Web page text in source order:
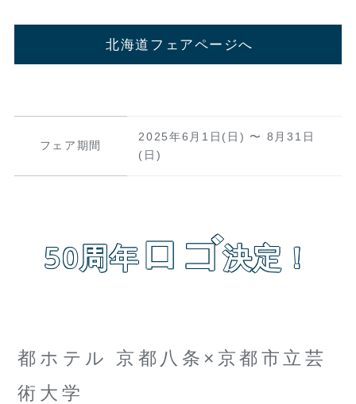
北海道フェアページへ
フェア期間
2025年6月1日(日) 〜 8月31日
(日)
50周年ロゴ決定！
都ホテル 京都八条×京都市立芸
術大学